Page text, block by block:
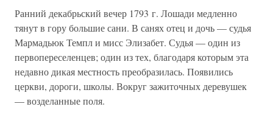
Ранний декабрьский вечер 1793 г. Лошади медленно
тянут в гору большие сани. В санях отец и дочь — судья
Мармадьюк Темпл и мисс Элизабет. Судья — один из
первопереселенцев; один из тех, благодаря которым эта
недавно дикая местность преобразилась. Появились
церкви, дороги, школы. Вокруг зажиточных деревушек
— возделанные поля.